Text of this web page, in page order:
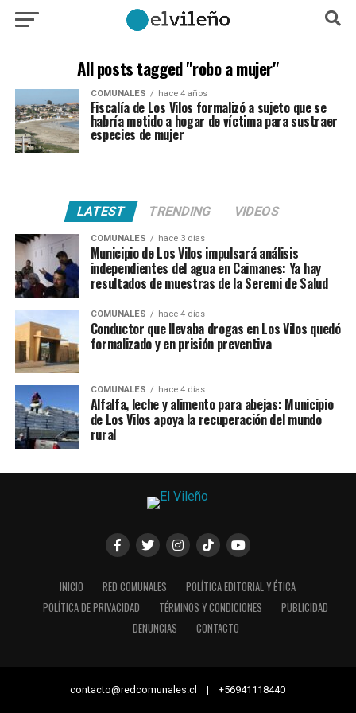
All posts tagged "robo a mujer"
COMUNALES hace 4 años
Fiscalía de Los Vilos formalizó a sujeto que se
habría metido a hogar de víctima para sustraer
especies de mujer
LATEST TRENDING VIDEOS
COMUNALES hace 3 días
Municipio de Los Vilos impulsará análisis
independientes del agua en Caimanes: Ya hay
resultados de muestras de la Seremi de Salud
COMUNALES hace 4 días
Conductor que llevaba drogas en Los Vilos quedó
formalizado y en prisión preventiva
COMUNALES hace 4 días
Alfalfa, leche y alimento para abejas: Municipio
de Los Vilos apoya la recuperación del mundo
rural
INICIO RED COMUNALES
POLÍTICA EDITORIAL Y ÉTICA
POLÍTICA DE PRIVACIDAD
TÉRMINOS Y CONDICIONES
PUBLICIDAD
DENUNCIAS
CONTACTO
contacto@redcomunales.cl | +56941118440